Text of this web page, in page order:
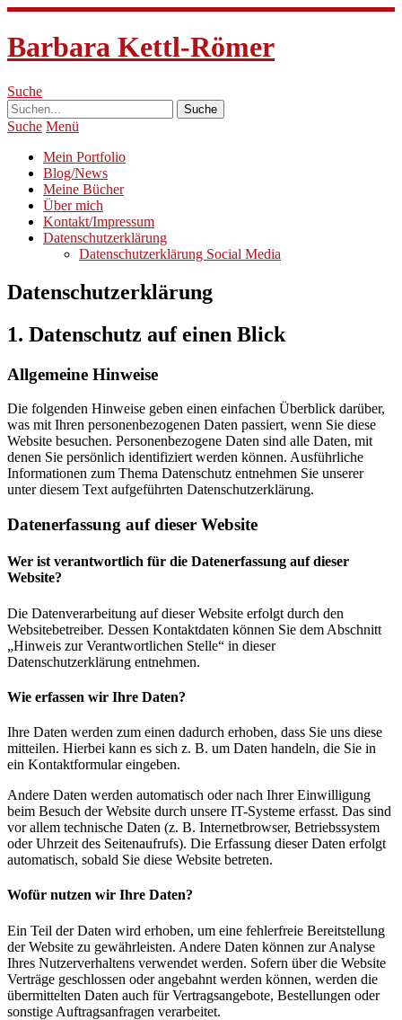
Barbara Kettl-Römer
Suche
Suche Menü
Mein Portfolio
Blog/News
Meine Bücher
Über mich
Kontakt/Impressum
Datenschutzerklärung
Datenschutzerklärung Social Media
Datenschutzerklärung
1. Datenschutz auf einen Blick
Allgemeine Hinweise
Die folgenden Hinweise geben einen einfachen Überblick darüber,
was mit Ihren personenbezogenen Daten passiert, wenn Sie diese
Website besuchen. Personenbezogene Daten sind alle Daten, mit
denen Sie persönlich identifiziert werden können. Ausführliche
Informationen zum Thema Datenschutz entnehmen Sie unserer
unter diesem Text aufgeführten Datenschutzerklärung.
Datenerfassung auf dieser Website
Wer ist verantwortlich für die Datenerfassung auf dieser
Website?
Die Datenverarbeitung auf dieser Website erfolgt durch den
Websitebetreiber. Dessen Kontaktdaten können Sie dem Abschnitt
„Hinweis zur Verantwortlichen Stelle“ in dieser
Datenschutzerklärung entnehmen.
Wie erfassen wir Ihre Daten?
Ihre Daten werden zum einen dadurch erhoben, dass Sie uns diese
mitteilen. Hierbei kann es sich z. B. um Daten handeln, die Sie in
ein Kontaktformular eingeben.
Andere Daten werden automatisch oder nach Ihrer Einwilligung
beim Besuch der Website durch unsere IT-Systeme erfasst. Das sind
vor allem technische Daten (z. B. Internetbrowser, Betriebssystem
oder Uhrzeit des Seitenaufrufs). Die Erfassung dieser Daten erfolgt
automatisch, sobald Sie diese Website betreten.
Wofür nutzen wir Ihre Daten?
Ein Teil der Daten wird erhoben, um eine fehlerfreie Bereitstellung
der Website zu gewährleisten. Andere Daten können zur Analyse
Ihres Nutzerverhaltens verwendet werden. Sofern über die Website
Verträge geschlossen oder angebahnt werden können, werden die
übermittelten Daten auch für Vertragsangebote, Bestellungen oder
sonstige Auftragsanfragen verarbeitet.